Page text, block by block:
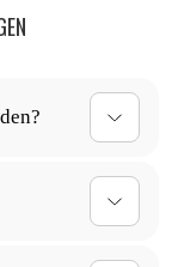
uns um den